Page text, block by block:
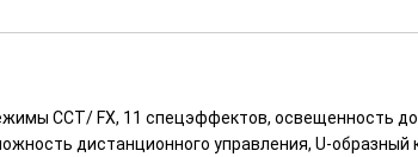
CCT/ FX, 11 спецэффектов, освещенность
дистанционного управления, U-